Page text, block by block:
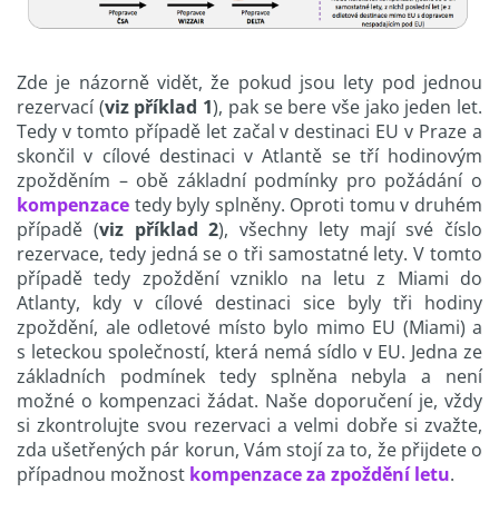
Zde je názorně vidět, že pokud jsou lety pod jednou
rezervací (viz příklad 1), pak se bere vše jako jeden let.
Tedy v tomto případě let začal v destinaci EU v Praze a
skončil v cílové destinaci v Atlantě se tří hodinovým
zpožděním – obě základní podmínky pro požádání o
kompenzace tedy byly splněny. Oproti tomu v druhém
případě (viz příklad 2), všechny lety mají své číslo
rezervace, tedy jedná se o tři samostatné lety. V tomto
případě tedy zpoždění vzniklo na letu z Miami do
Atlanty, kdy v cílové destinaci sice byly tři hodiny
zpoždění, ale odletové místo bylo mimo EU (Miami) a
s leteckou společností, která nemá sídlo v EU. Jedna ze
základních podmínek tedy splněna nebyla a není
možné o kompenzaci žádat. Naše doporučení je, vždy
si zkontrolujte svou rezervaci a velmi dobře si zvažte,
zda ušetřených pár korun, Vám stojí za to, že přijdete o
případnou možnost kompenzace za zpoždění letu.